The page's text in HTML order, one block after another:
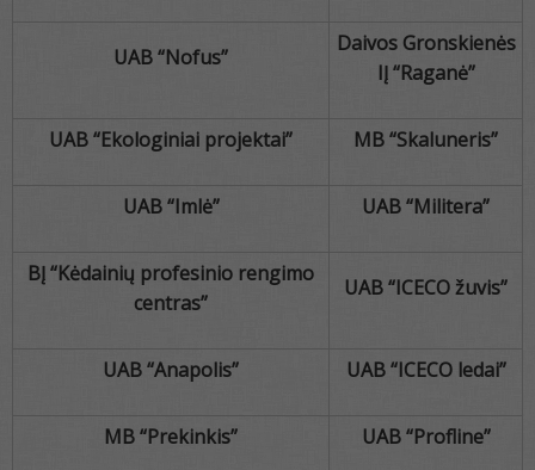
UAB “Nofus”
Daivos Gronskienės
IĮ “Raganė”
UAB “Ekologiniai projektai” MB “Skaluneris”
UAB “Imlė” UAB “Militera”
BĮ “Kėdainių profesinio rengimo
centras”
UAB “ICECO žuvis”
UAB “Anapolis” UAB “ICECO ledai”
MB “Prekinkis” UAB “Profline”